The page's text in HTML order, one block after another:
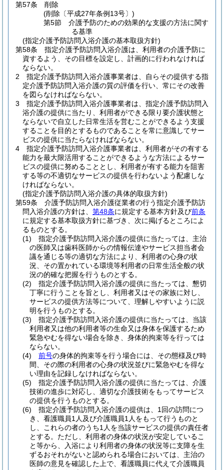
第57条
削除
(削除〔平成27年条例13号〕)
第5節
介護予防のための効果的な支援の方法に関す
る基準
(指定介護予防訪問入浴介護の基本取扱方針)
第58条
指定介護予防訪問入浴介護は、利用者の介護予防に
資するよう、その目標を設定し、計画的に行われなければ
ならない。
2
指定介護予防訪問入浴介護事業者は、自らその提供する指
定介護予防訪問入浴介護の質の評価を行い、常にその改善
を図らなければならない。
3
指定介護予防訪問入浴介護事業者は、指定介護予防訪問入
浴介護の提供に当たり、利用者ができる限り要介護状態と
ならないで自立した日常生活を営むことができるよう支援
することを目的とするものであることを常に意識してサー
ビスの提供に当たらなければならない。
4
指定介護予防訪問入浴介護事業者は、利用者がその有する
能力を最大限活用することができるような方法によるサー
ビスの提供に努めることとし、利用者が有する能力を阻害
する等の不適切なサービスの提供を行わないよう配慮しな
ければならない。
(指定介護予防訪問入浴介護の具体的取扱方針)
第59条
介護予防訪問入浴介護従業者の行う指定介護予防訪
問入浴介護の方針は、 第48条に規定する基本方針及び前条
に規定する基本取扱方針に基づき、次に掲げるところによ
るものとする。
(1)
指定介護予防訪問入浴介護の提供に当たっては、主治
の医師又は歯科医師からの情報伝達やサービス担当者会
議を通じる等の適切な方法により、利用者の心身の状
況、その置かれている環境等利用者の日常生活全般の状
況の的確な把握を行うものとする。
(2)
指定介護予防訪問入浴介護の提供に当たっては、懇切
丁寧に行うことを旨とし、利用者又はその家族に対し、
サービスの提供方法等について、理解しやすいように説
明を行うものとする。
(3)
指定介護予防訪問入浴介護の提供に当たっては、当該
利用者又は他の利用者等の生命又は身体を保護するため
緊急やむを得ない場合を除き、身体的拘束等を行っては
ならない。
(4)
前号の身体的拘束等を行う場合には、その態様及び時
間、その際の利用者の心身の状況並びに緊急やむを得な
い理由を記録しなければならない。
(5)
指定介護予防訪問入浴介護の提供に当たっては、介護
技術の進歩に対応し、適切な介護技術をもってサービス
の提供を行うものとする。
(6)
指定介護予防訪問入浴介護の提供は、1回の訪問につ
き、看護職員1人及び介護職員1人をもって行うものと
し、これらの者のうち1人を当該サービスの提供の責任者
とする。 ただし、利用者の身体の状況が安定しているこ
と等から、入浴により利用者の身体の状況等に支障を生
ずるおそれがないと認められる場合においては、主治の
医師の意見を確認した上で、看護職員に代えて介護職員